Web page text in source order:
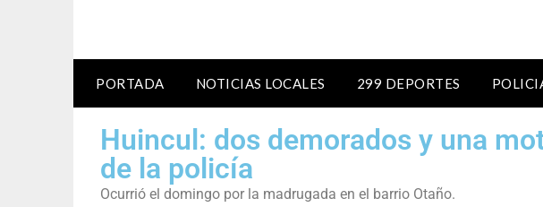
PORTADA NOTICIAS LOCALES 299 DEPORTES
Huincul: dos demorados y una
de la policía
Ocurrió el domingo por la madrugada en el barrio Otaño.